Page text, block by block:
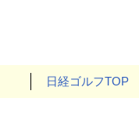
日経ゴルフTOP